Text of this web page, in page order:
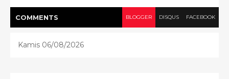
COMMENTS BLOGGER DISQUS FACEBOOK
Kamis 06/08/2026